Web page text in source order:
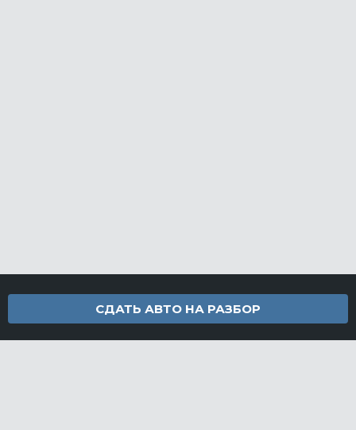
СДАТЬ АВТО НА РАЗБОР